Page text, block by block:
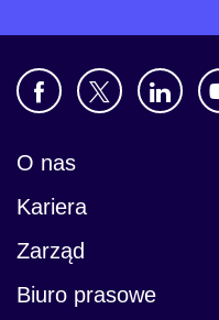
O nas
Kariera
Zarząd
Biuro prasowe